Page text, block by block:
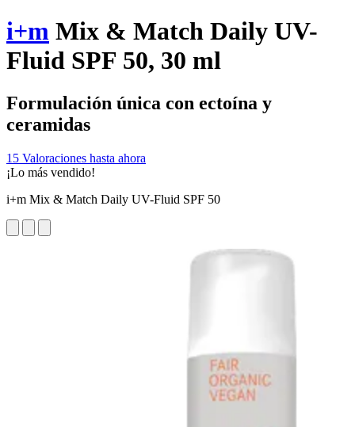
i+m Mix & Match Daily UV-
Fluid SPF 50, 30 ml
Formulación única con ectoína y
ceramidas
15 Valoraciones hasta ahora
¡Lo más vendido!
i+m Mix & Match Daily UV-Fluid SPF 50